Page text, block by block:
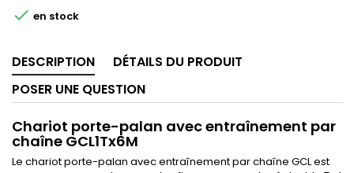
 en stock
DESCRIPTION
DÉTAILS DU PRODUIT
POSER UNE QUESTION
Chariot porte-palan avec entraînement par
chaîne GCL1Tx6M
Le chariot porte-palan avec entraînement par chaîne GCL est